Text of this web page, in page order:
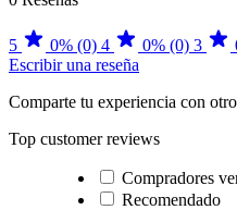
5 0% (0) 4 0% (0) 3
Escribir una reseña
Comparte tu experiencia con
Top customer reviews
Compradores
Recomendado